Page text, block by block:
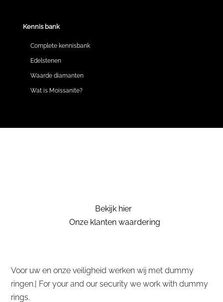
Kennis bank
Complete kennisbank
Edelstenen
Waarde diamanten
Wat is Moissanite?
Bekijk hier
Onze klanten waardering
Voor uw en onze veiligheid werken wij met dummy
ringen.| For your and our security we work with dummy
rings.